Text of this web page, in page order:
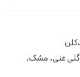
گلی غنی, مشک,